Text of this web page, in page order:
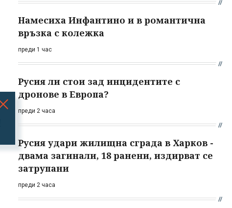
Намесиха Инфантино и в романтична
връзка с колежка
преди 1 час
Русия ли стои зад инцидентите с
дронове в Европа?
преди 2 часа
Русия удари жилищна сграда в Харков -
двама загинали, 18 ранени, издирват се
затрупани
преди 2 часа